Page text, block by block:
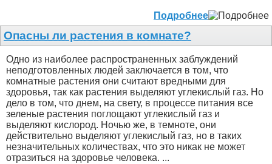
Подробнее
Опасны ли растения в комнате?
Одно из наиболее распространенных заблуждений
неподготовленных людей заключается в том, что
комнатные растения они считают вредными для
здоровья, так как растения выделяют углекислый газ. Но
дело в том, что днем, на свету, в процессе питания все
зеленые растения поглощают углекислый газ и
выделяют кислород. Ночью же, в темноте, они
действительно выделяют углекислый газ, но в таких
незначительных количествах, что это никак не может
отразиться на здоровье человека. ...